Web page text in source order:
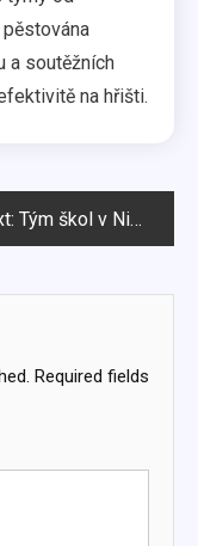
a soutěžních
na hřišti.
Tým škol v Nizozemsku: Historické srovnání, Strategie zápasů, Výkon hráčů
Required fields